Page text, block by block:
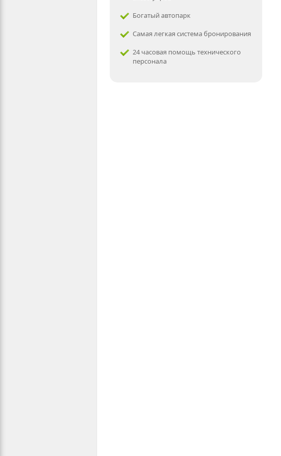
Богатый автопарк
Самая легкая система бронирования
24 часовая помощь технического
персонала